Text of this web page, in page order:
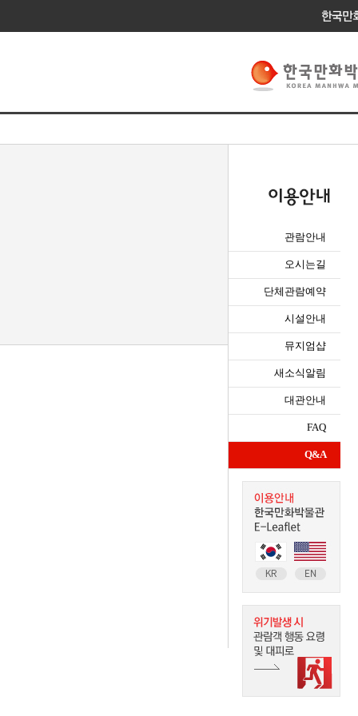
관람안내
오시는길
단체관람예약
시설안내
뮤지엄샵
새소식알림
대관안내
FAQ
Q&A